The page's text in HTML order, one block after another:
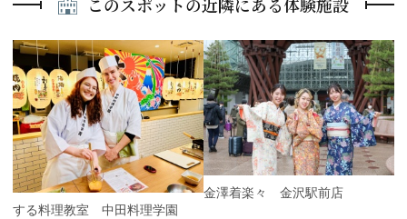
P
r
e
v
i
o
u
s
旅する料理教室 中田料理学園
金澤着楽々 金沢駅前店
N
e
x
t